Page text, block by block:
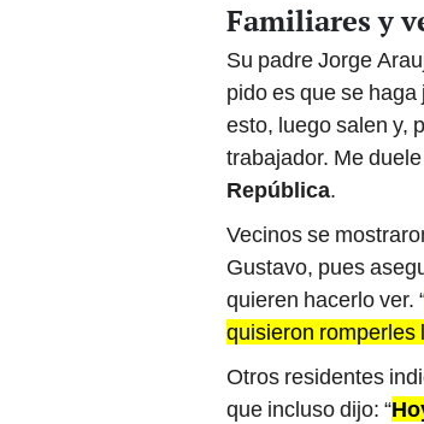
Familiares y
Su padre Jorge
pido es que se
esto, luego salen y,
trabajador. Me
República.
Vecinos se
Gustavo, pues
quieren hacerlo ver.
quisieron romperles
Otros residentes
que incluso dijo: “